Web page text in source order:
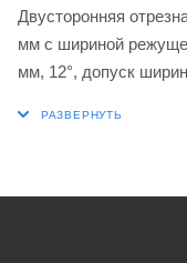
Двусторонняя
мм с шириной
мм, 12°, допуск